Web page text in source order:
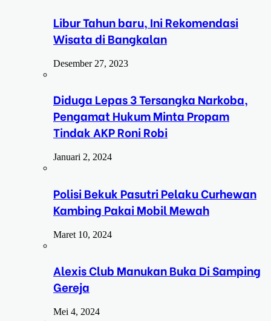
Libur Tahun baru, Ini Rekomendasi
Wisata di Bangkalan
Desember 27, 2023
Diduga Lepas 3 Tersangka Narkoba,
Pengamat Hukum Minta Propam
Tindak AKP Roni Robi
Januari 2, 2024
Polisi Bekuk Pasutri Pelaku Curhewan
Kambing Pakai Mobil Mewah
Maret 10, 2024
Alexis Club Manukan Buka Di Samping
Gereja
Mei 4, 2024